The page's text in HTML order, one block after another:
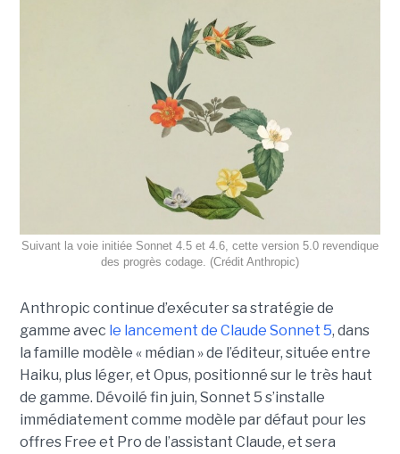
Suivant la voie initiée Sonnet 4.5 et 4.6, cette version 5.0 revendique
des progrès codage. (Crédit Anthropic)
Anthropic continue d’exécuter sa stratégie de
gamme avec le lancement de Claude Sonnet 5, dans
la famille modèle « médian » de l’éditeur, située entre
Haiku, plus léger, et Opus, positionné sur le très haut
de gamme. Dévoilé fin juin, Sonnet 5 s’installe
immédiatement comme modèle par défaut pour les
offres Free et Pro de l’assistant Claude, et sera